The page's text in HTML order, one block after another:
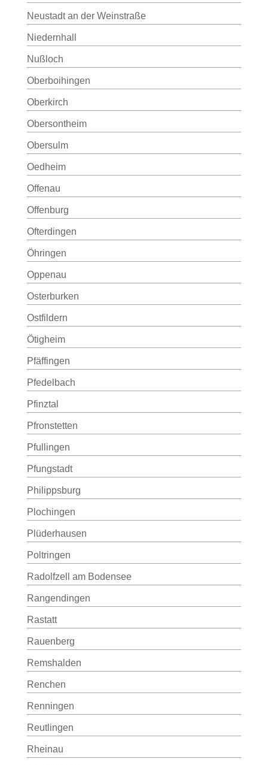
Neustadt an der Weinstraße
Niedernhall
Nußloch
Oberboihingen
Oberkirch
Obersontheim
Obersulm
Oedheim
Offenau
Offenburg
Ofterdingen
Öhringen
Oppenau
Osterburken
Ostfildern
Ötigheim
Pfäffingen
Pfedelbach
Pfinztal
Pfronstetten
Pfullingen
Pfungstadt
Philippsburg
Plochingen
Plüderhausen
Poltringen
Radolfzell am Bodensee
Rangendingen
Rastatt
Rauenberg
Remshalden
Renchen
Renningen
Reutlingen
Rheinau